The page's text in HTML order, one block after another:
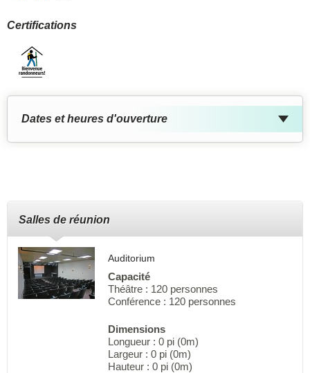
Certifications
Dates et heures d'ouverture
Salles de réunion
Auditorium
Capacité
Théâtre : 120 personnes
Conférence : 120 personnes
Dimensions
Longueur : 0 pi (0m)
Largeur : 0 pi (0m)
Hauteur : 0 pi (0m)